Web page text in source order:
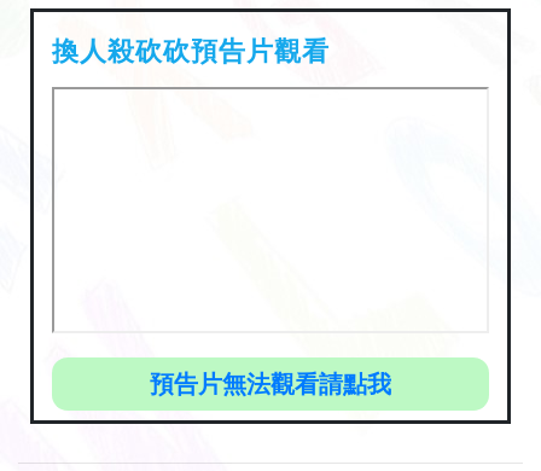
換人殺砍砍預告片觀看
預告片無法觀看請點我